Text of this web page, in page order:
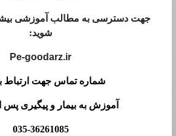
جهت دسترسی به مطالب آموزشی
شوید:
Pe-goodarz.ir
شماره تماس جهت ارتباط
آموزش به بیمار و پیگیری
035-36261085